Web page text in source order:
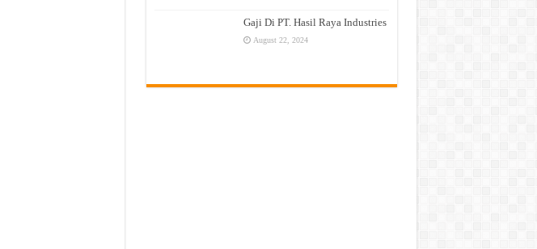
Gaji Di PT. Hasil Raya Industries
August 22, 2024